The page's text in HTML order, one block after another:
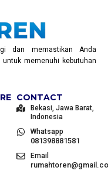
dan memastikan Anda
memenuhi kebutuhan
CONTACT
Bekasi, Jawa Barat,
Indonesia
Whatsapp
081398881581
Email